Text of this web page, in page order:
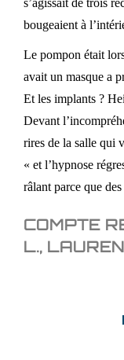
s’agissait de trois
bougeaient à
Le pompon était
avait un masque a
Et les implants ?
Devant
rires de la salle qui
« et l’hypnose
râlant parce que
COMPTE
L.,